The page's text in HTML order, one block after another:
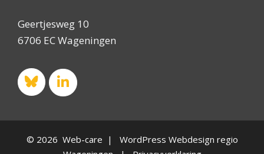
Geertjesweg 10
6706 EC Wageningen
© 2026 Web-care | WordPress Webdesign regio